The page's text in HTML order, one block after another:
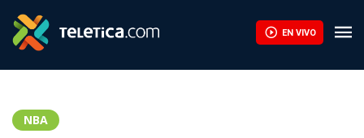
EN VIVO
NBA